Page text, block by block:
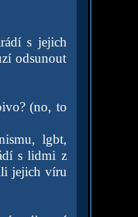
s jejich
odsunout
(no, to
lgbt,
s lidmi z
jejich víru